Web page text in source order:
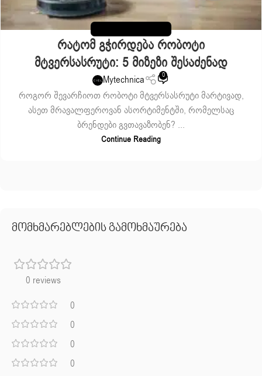
Რატომ Გჭირდება Რობოტი
Მტვერსასრუტი: 5 Მიზეზი Შესაძენად
Mytechnica 0
როგორ შევარჩიოთ რობოტი მტვერსასრუტი მარტივად,
ასეთ მრავალფეროვან ასორტიმენტში, რომელსაც
ბრენდები გვთავაზობენ? ...
Continue Reading
მომხმარებლების გამოხმაურება
0 reviews
0
0
0
0